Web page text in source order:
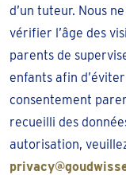
d’un tuteur. Nous
vérifier l’âge des
parents de
enfants afin
consentement
recueilli des
autorisation,